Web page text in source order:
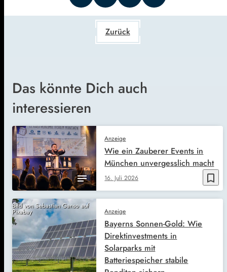
Zurück
Das könnte Dich auch
interessieren
bookmark_border
Anzeige
16. Juli 2026
Wie ein Zauberer Events in
München unvergesslich macht
Bild von Sebastian Ganso auf
Pixabay Anzeige
Bayerns Sonnen-Gold: Wie
Direktinvestments in
Solarparks mit
Batteriespeicher stabile